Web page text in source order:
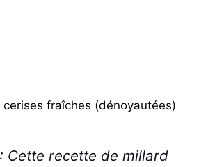
fraîches (dénoyautées)
Cette recette de millard